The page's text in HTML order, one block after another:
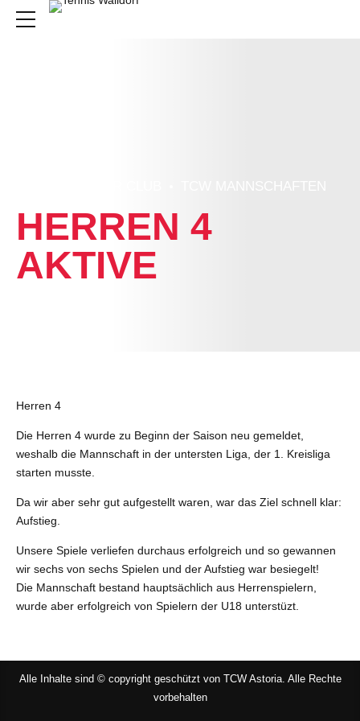
HERREN 4
AKTIVE
Herren 4
Die Herren 4 wurde zu Beginn der Saison neu gemeldet,
weshalb die Mannschaft in der untersten Liga, der 1. Kreisliga
starten musste.
Da wir aber sehr gut aufgestellt waren, war das Ziel schnell klar:
Aufstieg.
Unsere Spiele verliefen durchaus erfolgreich und so gewannen
wir sechs von sechs Spielen und der Aufstieg war besiegelt!
Die Mannschaft bestand hauptsächlich aus Herrenspielern,
wurde aber erfolgreich von Spielern der U18 unterstüzt.
Alle Inhalte sind © copyright geschützt von TCW Astoria. Alle Rechte
vorbehalten